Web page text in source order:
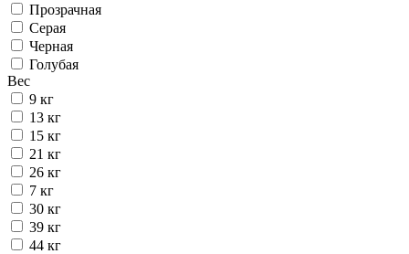
Прозрачная
Серая
Черная
Голубая
Вес
9 кг
13 кг
15 кг
21 кг
26 кг
7 кг
30 кг
39 кг
44 кг